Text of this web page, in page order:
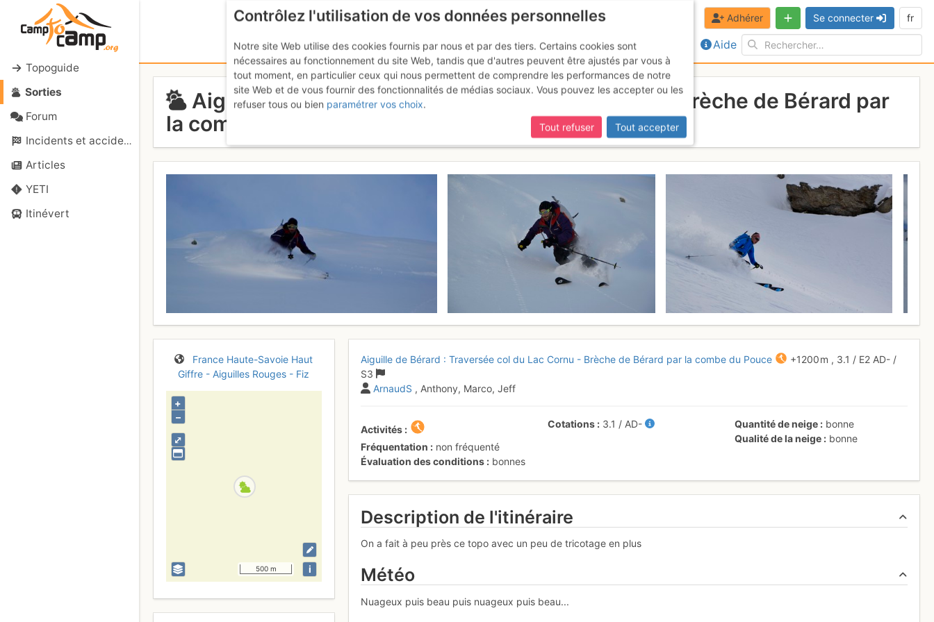
Topoguide
Sorties
Forum
Incidents et accidents
Articles
YETI
Itinévert
Aide
Adhérer Se connecter fr
Aiguille de Bérard : Traversée col du Lac Cornu - Brèche de Bérard par
la combe du Pouce
France Haute-Savoie Haut
Giffre - Aiguilles Rouges - Fiz
⤢
+
–
500 m i
Aiguille de Bérard : Traversée col du Lac Cornu - Brèche de Bérard par la combe du Pouce +1200 m , 3.1 / E2 AD- /
S3
ArnaudS , Anthony, Marco, Jeff
Activités
Fréquentation
non fréquenté
Évaluation des conditions
bonnes
Cotations 3.1 / AD- Quantité de neige
bonne
Qualité de la neige
bonne
Description de l'itinéraire
On a fait à peu près ce topo avec un peu de tricotage en plus
Météo
Nuageux puis beau puis nuageux puis beau...
Contrôlez l'utilisation de vos données personnelles
Notre site Web utilise des cookies fournis par nous et par des tiers. Certains cookies sont
nécessaires au fonctionnement du site Web, tandis que d'autres peuvent être ajustés par vous à
tout moment, en particulier ceux qui nous permettent de comprendre les performances de notre
site Web et de vous fournir des fonctionnalités de médias sociaux. Vous pouvez les accepter ou les
refuser tous ou bien paramétrer vos choix.
Tout refuser
Tout accepter